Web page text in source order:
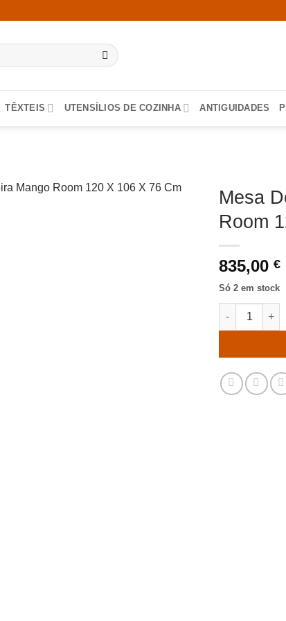
TÊXTEIS UTENSÍLIOS DE COZINHA ANTIGUIDADES
Mesa
Room
835,00 €
Só 2 em stock
Quantidade